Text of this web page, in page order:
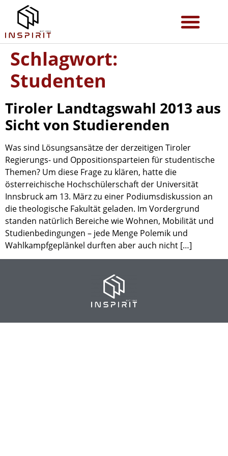
Schlagwort:
Studenten
Tiroler Landtagswahl 2013 aus
Sicht von Studierenden
Was sind Lösungsansätze der derzeitigen Tiroler
Regierungs- und Oppositionsparteien für studentische
Themen? Um diese Frage zu klären, hatte die
österreichische Hochschülerschaft der Universität
Innsbruck am 13. März zu einer Podiumsdiskussion an
die theologische Fakultät geladen. Im Vordergrund
standen natürlich Bereiche wie Wohnen, Mobilität und
Studienbedingungen – jede Menge Polemik und
Wahlkampfgeplänkel durften aber auch nicht […]